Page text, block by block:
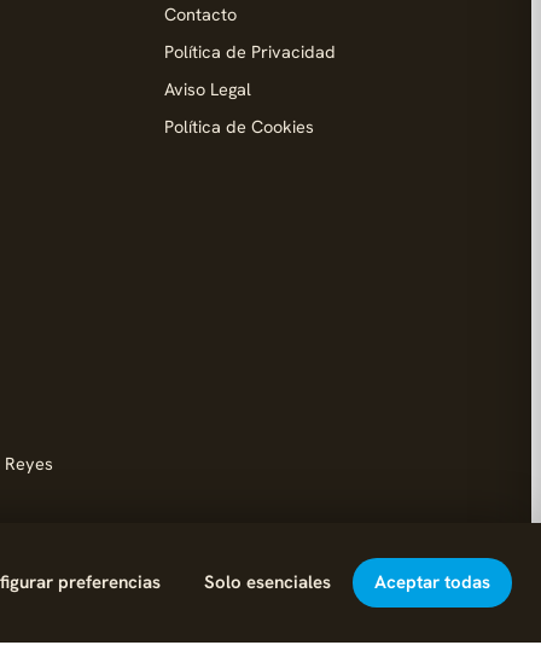
Contacto
Política de Privacidad
Aviso Legal
Política de Cookies
Hecho con cariño en Fuenlabrada
preferencias Solo esenciales Aceptar todas